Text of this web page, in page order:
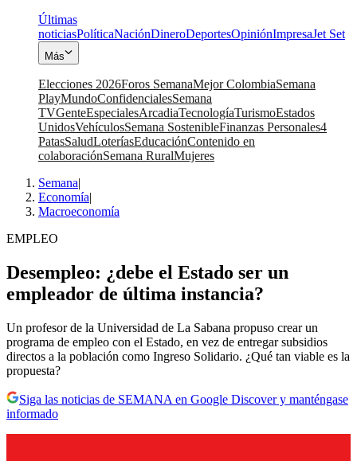
Últimas
noticiasPolíticaNaciónDineroDeportesOpiniónImpresaJet Set
Más
Elecciones 2026Foros SemanaMejor ColombiaSemana
PlayMundoConfidencialesSemana
TVGenteEspecialesArcadiaTecnologíaTurismoEstados
UnidosVehículosSemana SostenibleFinanzas Personales4
PatasSaludLoteríasEducaciónContenido en
colaboraciónSemana RuralMujeres
Semana|
Economía|
Macroeconomía
EMPLEO
Desempleo: ¿debe el Estado ser un
empleador de última instancia?
Un profesor de la Universidad de La Sabana propuso crear un
programa de empleo con el Estado, en vez de entregar subsidios
directos a la población como Ingreso Solidario. ¿Qué tan viable es la
propuesta?
Siga las noticias de SEMANA en Google Discover y manténgase
informado